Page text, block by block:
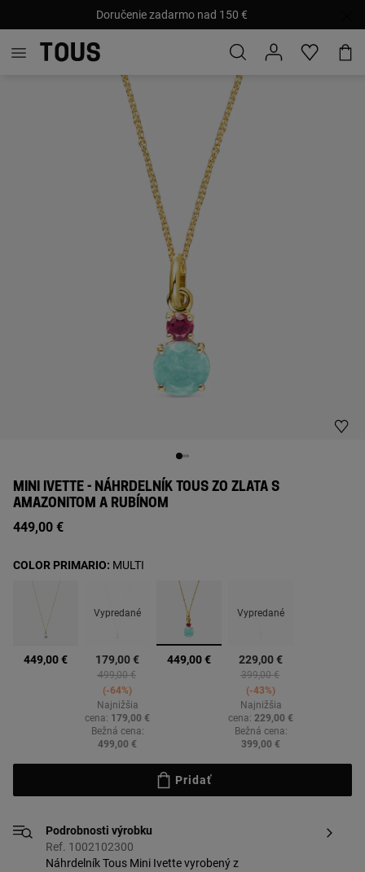
Doručenie zadarmo nad 150 €
MINI IVETTE - NÁHRDELNÍK TOUS ZO ZLATA S
AMAZONITOM A RUBÍNOM
449,00 €
449,00 €
Vypredané
179,00 €
Price reduced from
499,00 €to
-64%
Najnižšia
cena: 179,00 €
Bežná cena:
499,00 €
vybrané
449,00 €
Vypredané
229,00 €
Price reduced from
399,00 €to
-43%
Najnižšia
cena: 229,00 €
Bežná cena:
399,00 €
COLOR PRIMARIO: MULTI
Pridať
Podrobnosti výrobku
Ref. 1002102300
Náhrdelník Tous Mini Ivette vyrobený z